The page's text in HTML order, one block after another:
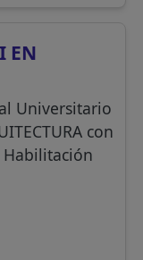
EN
Universitario
con